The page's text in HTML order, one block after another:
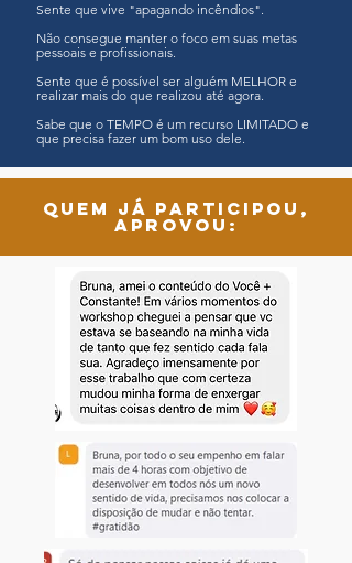
Sente que vive "apagando incêndios".
Não consegue manter o foco em suas metas
pessoais e profissionais.
Sente que é possível ser alguém MELHOR e
realizar mais do que realizou até agora.
Sabe que o TEMPO é um recurso LIMITADO e
que precisa fazer um bom uso dele.
Quem já participou,
aprovou: